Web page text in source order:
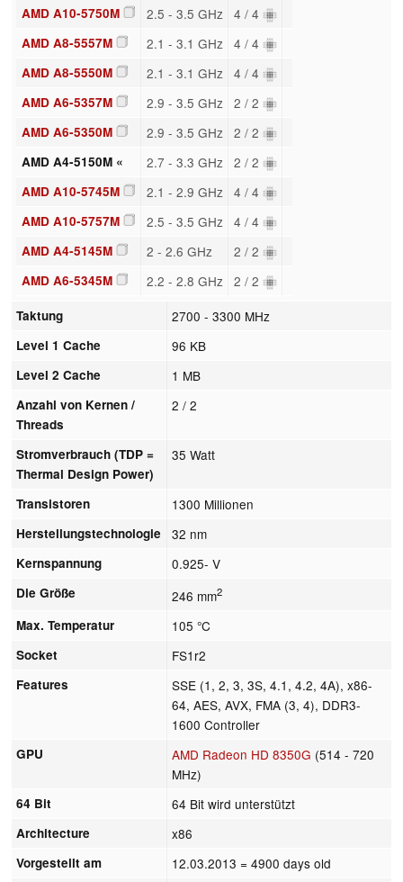
AMD A10-5750M 2.5 - 3.5 GHz 4 / 4
AMD A8-5557M 2.1 - 3.1 GHz 4 / 4
AMD A8-5550M 2.1 - 3.1 GHz 4 / 4
AMD A6-5357M 2.9 - 3.5 GHz 2 / 2
AMD A6-5350M 2.9 - 3.5 GHz 2 / 2
AMD A4-5150M « 2.7 - 3.3 GHz 2 / 2
AMD A10-5745M 2.1 - 2.9 GHz 4 / 4
AMD A10-5757M 2.5 - 3.5 GHz 4 / 4
AMD A4-5145M 2 - 2.6 GHz 2 / 2
AMD A6-5345M 2.2 - 2.8 GHz 2 / 2
Taktung 2700 - 3300 MHz
Level 1 Cache 96 KB
Level 2 Cache 1 MB
Anzahl von Kernen /
Threads
2 / 2
Stromverbrauch (TDP =
Thermal Design Power)
35 Watt
Transistoren 1300 Millionen
Herstellungstechnologie 32 nm
Kernspannung 0.925- V
Die Größe 246 mm2
Max. Temperatur 105 °C
Socket FS1r2
Features
SSE (1, 2, 3, 3S, 4.1, 4.2, 4A), x86-
64, AES, AVX, FMA (3, 4), DDR3-
1600 Controller
GPU AMD Radeon HD 8350G (514 - 720
MHz)
64 Bit 64 Bit wird unterstützt
Architecture x86
Vorgestellt am 12.03.2013 = 4900 days old